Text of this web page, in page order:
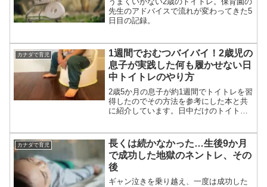
先生のアドバイスで流れが変わってきた5
日目の記録。
カナダで育児
1週間でおむつバイバイ！2歳児の
息子が実践した何も履かせない日
中トイトレのやり方
2歳5か月の息子が約1週間でトイトレを習
得したのでその方法を参考にした本と共
に紹介しています。日中だけのトイトレ
時間くらいまでの眠りならほぼ漏らさな
くなりました。気になる方はチェック。
カナダで育児
長くは続かなかった…生後9か月
で成功した地獄のネントレ、その
後
ギャン泣きを乗り越え、一度は成功した